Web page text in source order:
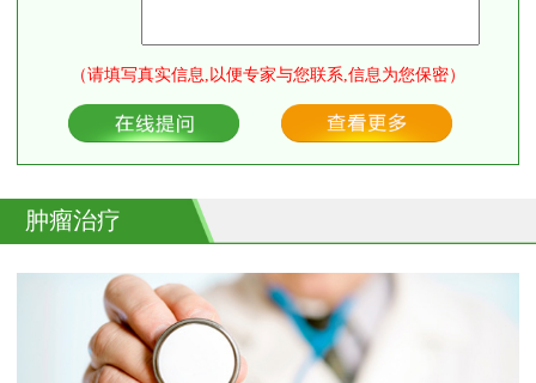
（请填写真实信息,以便专家与您联系,信息为您保密）
肿瘤治疗